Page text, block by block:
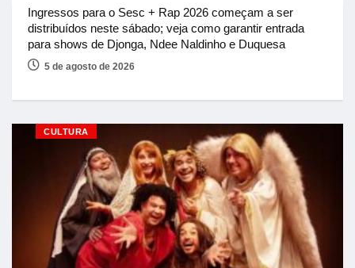
Ingressos para o Sesc + Rap 2026 começam a ser
distribuídos neste sábado; veja como garantir entrada
para shows de Djonga, Ndee Naldinho e Duquesa
5 de agosto de 2026
CULTURA